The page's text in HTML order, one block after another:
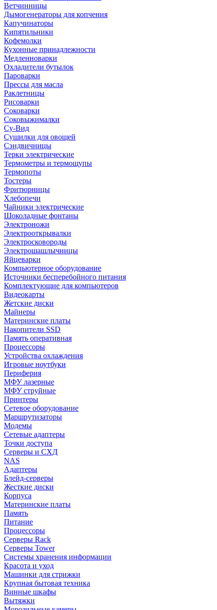
Ветчинницы
Дымогенераторы для копчения
Капучинаторы
Кипятильники
Кофемолки
Кухонные принадлежности
Медленноварки
Охладители бутылок
Пароварки
Прессы для масла
Раклетницы
Рисоварки
Соковарки
Соковыжималки
Су-Вид
Сушилки для овощей
Сэндвичницы
Терки электрические
Термометры и термощупы
Термопоты
Тостеры
Фритюрницы
Хлебопечи
Чайники электрические
Шоколадные фонтаны
Электроножи
Электрооткрывалки
Электросковороды
Электрошашлычницы
Яйцеварки
Компьютерное оборудование
Источники бесперебойного питания
Комплектующие для компьютеров
Видеокарты
Жетские диски
Майнеры
Материнские платы
Накопители SSD
Память оперативная
Процессоры
Устройства охлаждения
Игровые ноутбуки
Периферия
МФУ лазерные
МФУ струйные
Принтеры
Сетевое оборудование
Маршрутизаторы
Модемы
Сетевые адаптеры
Точки доступа
Серверы и СХД
NAS
Адаптеры
Блейд-серверы
Жесткие диски
Корпуса
Материнские платы
Память
Питание
Процессоры
Серверы Rack
Серверы Tower
Системы хранения информации
Красота и уход
Машинки для стрижки
Крупная бытовая техника
Винные шкафы
Вытяжки